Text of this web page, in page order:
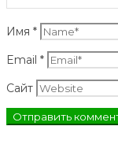
Имя *
Email *
Сайт